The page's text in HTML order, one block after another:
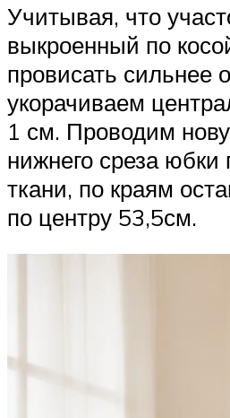
Учитывая, что
выкроенный по
провисать сильнее
укорачиваем
1 см. Проводим
нижнего среза юбки
ткани, по краям
по центру 53,5см.